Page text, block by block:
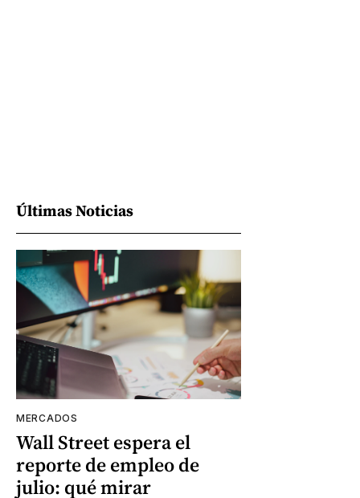
Últimas Noticias
MERCADOS
Wall Street espera el
reporte de empleo de
julio: qué mirar